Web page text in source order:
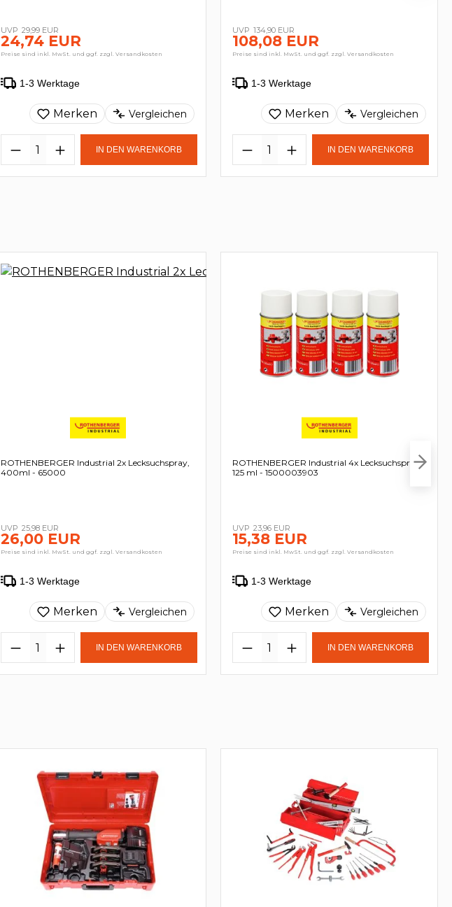
29,99 EUR
24,74 EUR
Preise sind inkl. MwSt. und ggf. zzgl. Versandkosten
1-3 Werktage
Merken Vergleichen
IN DEN WARENKORB
134,90 EUR
108,08 EUR
Preise sind inkl. MwSt. und ggf. zzgl. Versandkosten
1-3 Werktage
Merken Vergleichen
IN DEN WARENKORB
ROTHENBERGER Industrial 2x Lecksuchspray,
400ml - 65000
25,98 EUR
26,00 EUR
Preise sind inkl. MwSt. und ggf. zzgl. Versandkosten
1-3 Werktage
Merken Vergleichen
IN DEN WARENKORB
ROTHENBERGER Industrial 4x Lecksuchspray
125 ml - 1500003903
23,96 EUR
15,38 EUR
Preise sind inkl. MwSt. und ggf. zzgl. Versandkosten
1-3 Werktage
Merken Vergleichen
IN DEN WARENKORB